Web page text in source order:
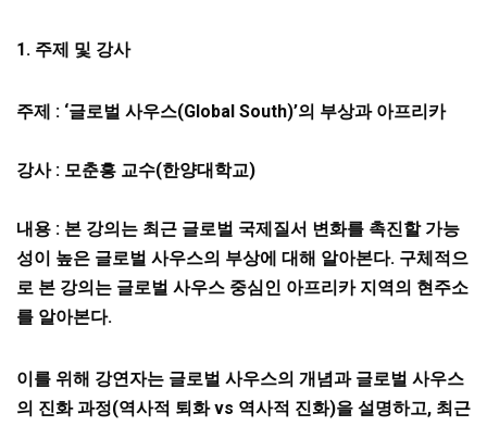
1. 주제 및 강사
주제 : ‘글로벌 사우스(Global South)’의 부상과 아프리카
강사 : 모춘흥 교수(한양대학교)
내용 : 본 강의는 최근 글로벌 국제질서 변화를 촉진할 가능
성이 높은 글로벌 사우스의 부상에 대해 알아본다. 구체적으
로 본 강의는 글로벌 사우스 중심인 아프리카 지역의 현주소
를 알아본다.
이를 위해 강연자는 글로벌 사우스의 개념과 글로벌 사우스
의 진화 과정(역사적 퇴화vs 역사적 진화)을 설명하고, 최근